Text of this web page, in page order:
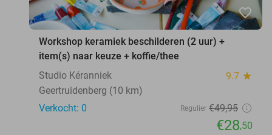
favorite_border
Workshop keramiek beschilderen (2 uur) +
item(s) naar keuze + koffie/thee
Studio Kéranniek
9.7 star
Geertruidenberg (10 km)
Verkocht: 0
Regulier €49,95
€28,50